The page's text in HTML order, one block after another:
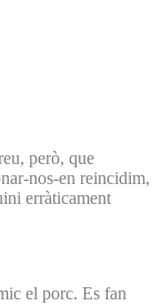
però, que
nos-en reincidim,
erràticament
el porc. Es fan